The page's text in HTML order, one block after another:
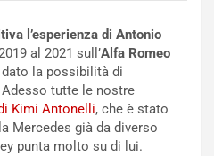
l’esperienza di Antonio
al 2021 sull’Alfa Romeo
la possibilità di
tutte le nostre
Kimi Antonelli, che è stato
Mercedes già da diverso
punta molto su di lui.